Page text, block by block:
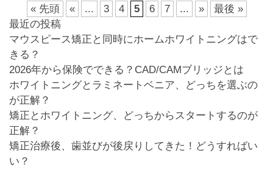
« 先頭
« ... 3 4 5 6 7 ... »
最後 »
最近の投稿
マウスピース矯正と同時にホームホワイトニングはで
きる？
2026年から保険でできる？CAD/CAMブリッジとは
ホワイトニングとラミネートベニア、どっちを選ぶの
が正解？
矯正とホワイトニング、どっちからスタートするのが
正解？
矯正治療後、歯並びが後戻りしてきた！どうすればい
い？